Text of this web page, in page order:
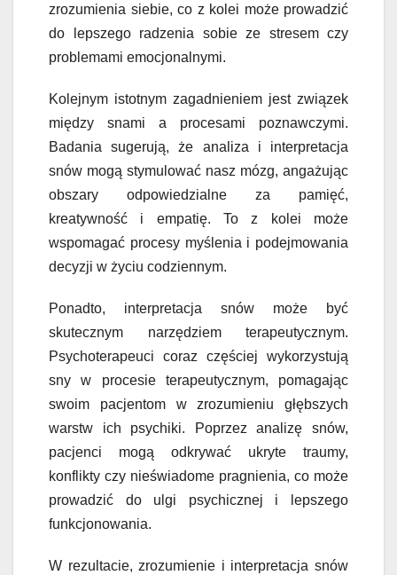
zrozumienia siebie, co z kolei może prowadzić
do lepszego radzenia sobie ze stresem czy
problemami emocjonalnymi.
Kolejnym istotnym zagadnieniem jest związek
między snami a procesami poznawczymi.
Badania sugerują, że analiza i interpretacja
snów mogą stymulować nasz mózg, angażując
obszary odpowiedzialne za pamięć,
kreatywność i empatię. To z kolei może
wspomagać procesy myślenia i podejmowania
decyzji w życiu codziennym.
Ponadto, interpretacja snów może być
skutecznym narzędziem terapeutycznym.
Psychoterapeuci coraz częściej wykorzystują
sny w procesie terapeutycznym, pomagając
swoim pacjentom w zrozumieniu głębszych
warstw ich psychiki. Poprzez analizę snów,
pacjenci mogą odkrywać ukryte traumy,
konflikty czy nieświadome pragnienia, co może
prowadzić do ulgi psychicznej i lepszego
funkcjonowania.
W rezultacie, zrozumienie i interpretacja snów